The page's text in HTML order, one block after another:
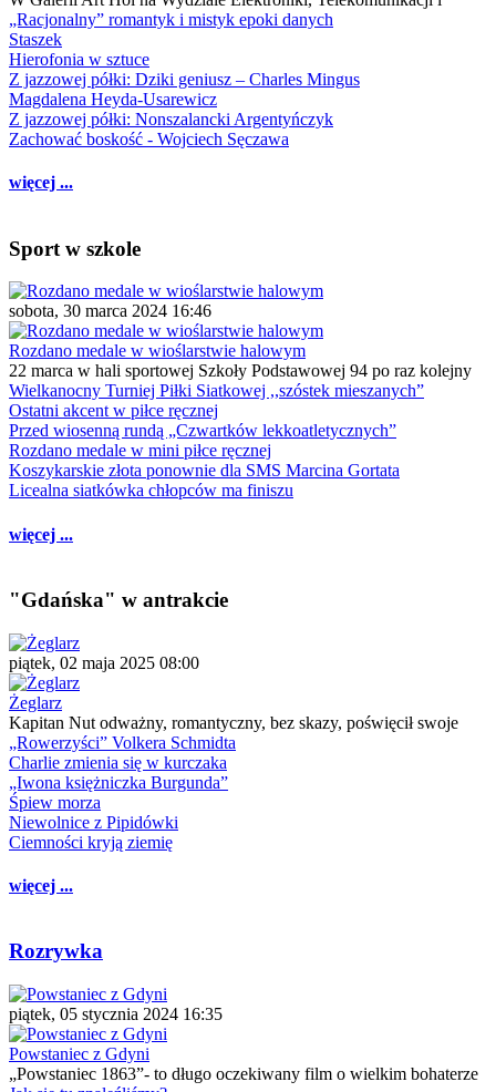
„Racjonalny” romantyk i mistyk epoki danych
Staszek
Hierofonia w sztuce
Z jazzowej półki: Dziki geniusz – Charles Mingus
Magdalena Heyda-Usarewicz
Z jazzowej półki: Nonszalancki Argentyńczyk
Zachować boskość - Wojciech Sęczawa
więcej ...
Sport w szkole
sobota, 30 marca 2024 16:46
Rozdano medale w wioślarstwie halowym
22 marca w hali sportowej Szkoły Podstawowej 94 po raz kolejny
Wielkanocny Turniej Piłki Siatkowej ,,szóstek mieszanych”
Ostatni akcent w piłce ręcznej
Przed wiosenną rundą „Czwartków lekkoatletycznych”
Rozdano medale w mini piłce ręcznej
Koszykarskie złota ponownie dla SMS Marcina Gortata
Licealna siatkówka chłopców ma finiszu
więcej ...
"Gdańska" w antrakcie
piątek, 02 maja 2025 08:00
Żeglarz
Kapitan Nut odważny, romantyczny, bez skazy, poświęcił swoje
„Rowerzyści” Volkera Schmidta
Charlie zmienia się w kurczaka
„Iwona księżniczka Burgunda”
Śpiew morza
Niewolnice z Pipidówki
Ciemności kryją ziemię
więcej ...
Rozrywka
piątek, 05 stycznia 2024 16:35
Powstaniec z Gdyni
„Powstaniec 1863”- to długo oczekiwany film o wielkim bohaterze